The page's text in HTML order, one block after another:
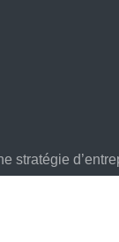
stratégie